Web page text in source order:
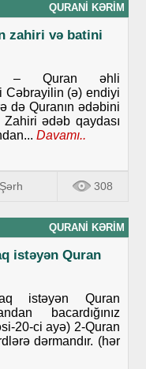
QURANI KƏRIM
zahiri və batini
– Quran əhli
Cəbrayilin (ə) endiyi
də Quranın ədəbini
Zahiri ədəb qaydası
Davamı..
308
QURANI KƏRIM
istəyən Quran
istəyən Quran
bacardığınız
20-ci ayə) 2-Quran
dərmandır. (hər